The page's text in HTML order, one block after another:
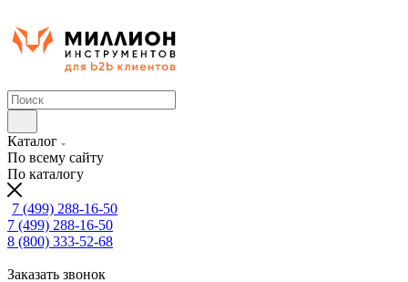
Каталог
По всему сайту
По каталогу
7 (499) 288-16-50
7 (499) 288-16-50
8 (800) 333-52-68
Заказать звонок